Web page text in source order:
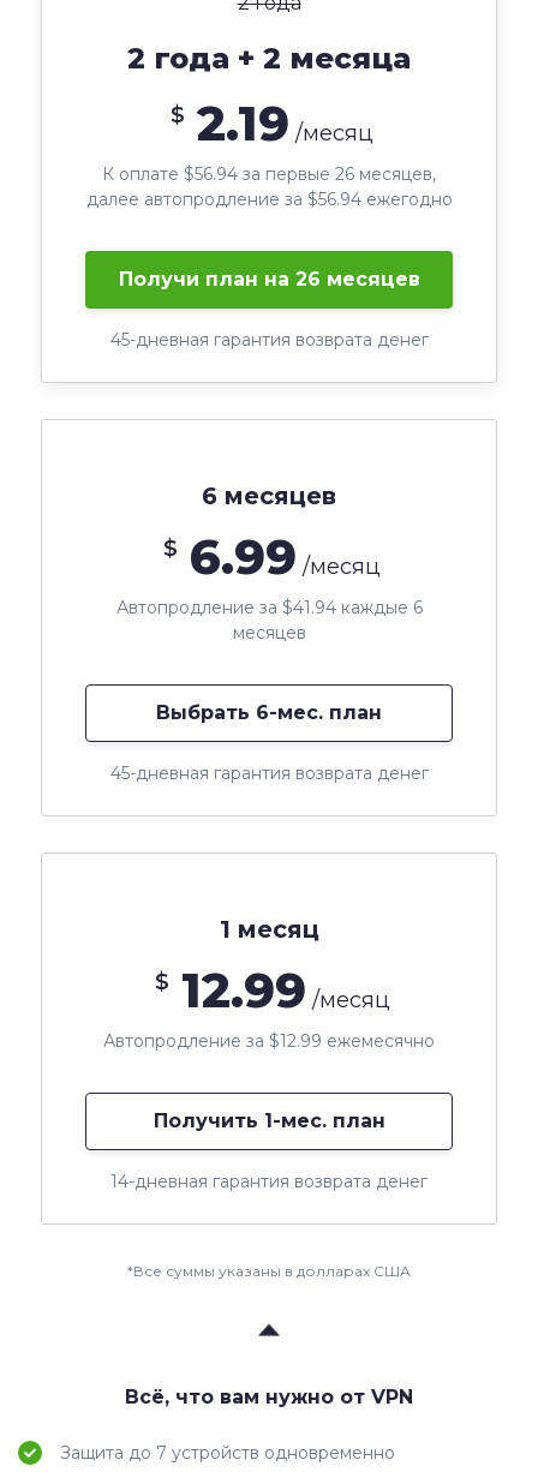
1 месяц
$ 12.99 /месяц
Автопродление за $12.99 ежемесячно
Получить 1-мес. план
14-дневная гарантия возврата денег
2 года + 2 месяца
$ 2.19 /месяц
К оплате $56.94 за первые 26 месяцев,
далее автопродление за $56.94 ежегодно
Получи план на 26 месяцев
45-дневная гарантия возврата денег
6 месяцев
$ 6.99 /месяц
Автопродление за $41.94 каждые 6
месяцев
Выбрать 6-мес. план
45-дневная гарантия возврата денег
*Все суммы указаны в долларах США
Всё, что вам нужно от VPN
Защита до 7 устройств одновременно